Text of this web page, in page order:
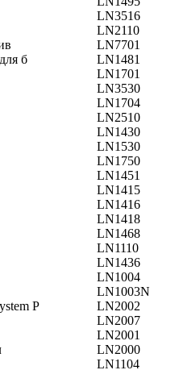
LN3516
LN2110
LN7701
б
LN1481
LN1701
LN3530
LN1704
LN2510
LN1430
LN1530
LN1750
LN1451
LN1415
LN1416
LN1418
LN1468
LN1110
LN1436
LN1004
LN1003N
P
LN2002
LN2007
LN2001
LN2000
LN1104